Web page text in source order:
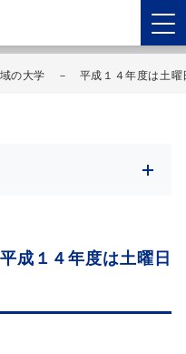
の大学 － 平成１４年度は土曜
１４年度は土曜日